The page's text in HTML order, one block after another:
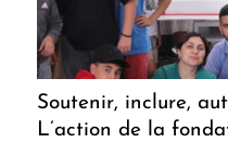
Soutenir, inclure,
L’action de la